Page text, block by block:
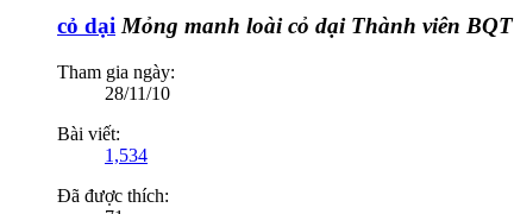
cỏ dại Mỏng manh loài cỏ dại Thành viên BQT
Tham gia ngày:
28/11/10
Bài viết:
1,534
Đã được thích: